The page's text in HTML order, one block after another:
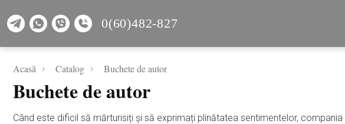
0(60)482-827
Acasă Catalog Buchete de autor
Buchete de autor
Când este dificil să mărturisiți și să exprimați plinătatea sentimentelor,